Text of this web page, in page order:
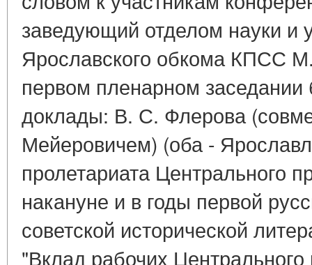
заведующий отделом науки и
Ярославского обкома КПСС
первом пленарном
доклады: В. С. Флерова
Мейеровичем) (оба -
пролетариата Центрального
накануне и в годы первой
советской исторической
"Вклад рабочих